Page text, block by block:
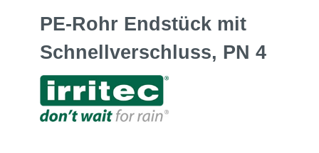
PE-Rohr Endstück mit
Schnellverschluss, PN 4